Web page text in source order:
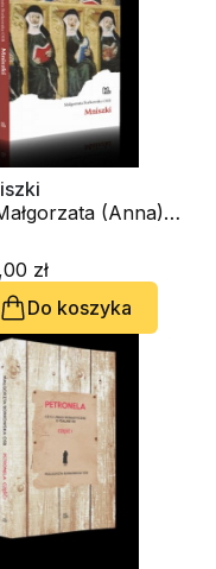
(Anna)
zł
Do koszyka